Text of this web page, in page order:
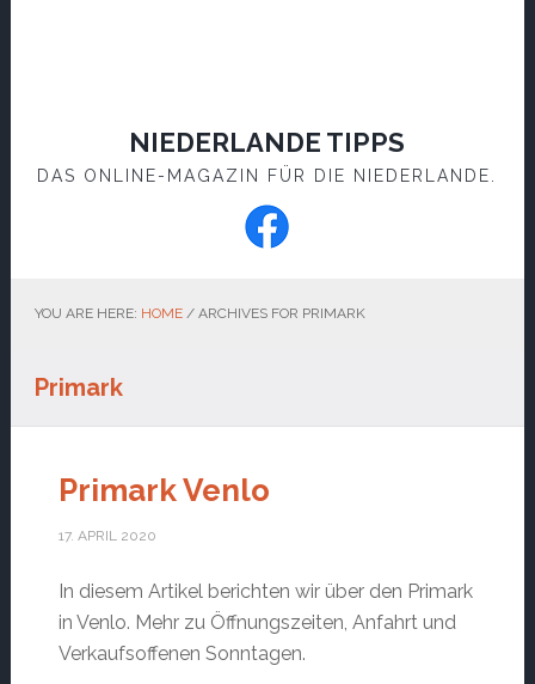
NIEDERLANDE TIPPS
DAS ONLINE-MAGAZIN FÜR DIE NIEDERLANDE.
YOU ARE HERE: HOME /ARCHIVES FOR PRIMARK
Primark
Primark Venlo
17. APRIL 2020
In diesem Artikel berichten wir über den Primark
in Venlo. Mehr zu Öffnungszeiten, Anfahrt und
Verkaufsoffenen Sonntagen.